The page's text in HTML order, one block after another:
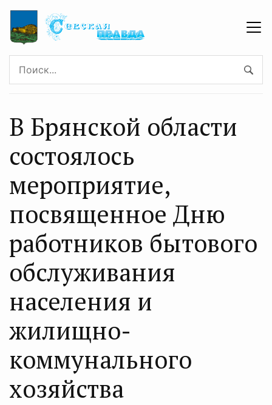
В Брянской области
состоялось
мероприятие,
посвященное Дню
работников бытового
обслуживания
населения и
жилищно-
коммунального
хозяйства